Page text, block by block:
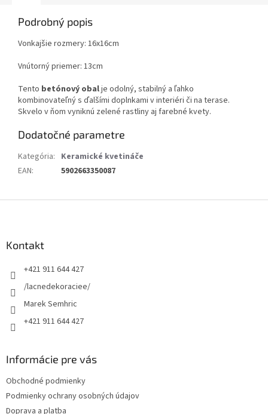
Podrobný popis
Vonkajšie rozmery: 16x16cm
Vnútorný priemer: 13cm
Tento betónový obalje odolný, stabilný a ľahko
kombinovateľný s ďalšími doplnkami v interiéri či na terase.
Skvelo v ňom vyniknú zelené rastliny aj farebné kvety.
Dodatočné parametre
Kategória: Keramické kvetináče
EAN: 5902663350087
Kontakt
+421 911 644 427
/lacnedekoraciee/
Marek Semhric
+421 911 644 427
Informácie pre vás
Obchodné podmienky
Podmienky ochrany osobných údajov
Doprava a platba